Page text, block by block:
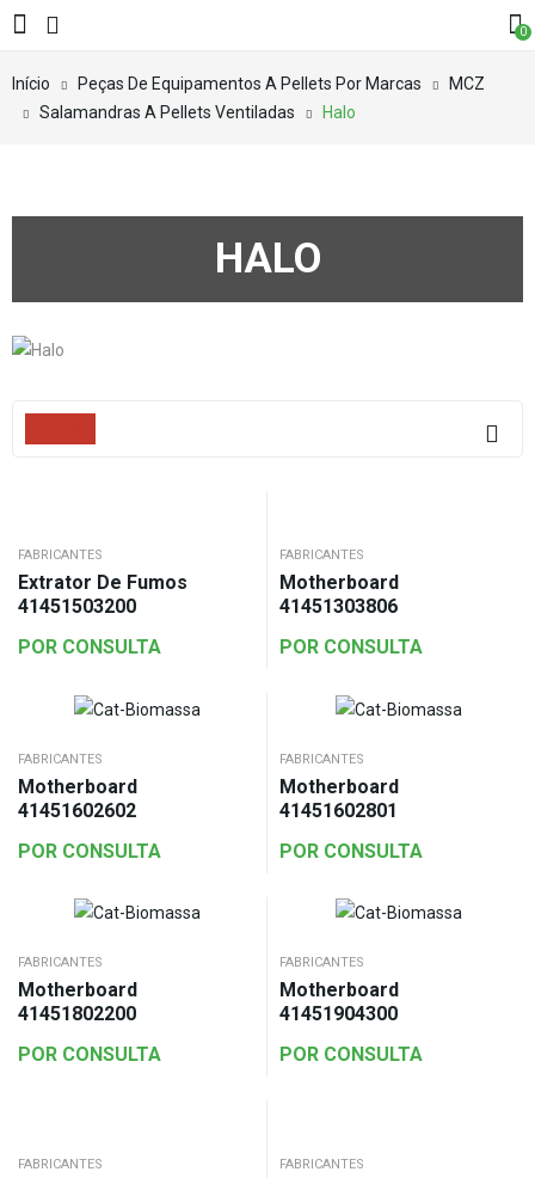
0
Início Peças De Equipamentos A Pellets Por Marcas
MCZ
Salamandras A Pellets Ventiladas
Halo
HALO
FABRICANTES
Extrator De Fumos
41451503200
POR CONSULTA
FABRICANTES
Motherboard
41451303806
POR CONSULTA
FABRICANTES
Motherboard
41451602602
POR CONSULTA
FABRICANTES
Motherboard
41451602801
POR CONSULTA
FABRICANTES
Motherboard
41451802200
POR CONSULTA
FABRICANTES
Motherboard
41451904300
POR CONSULTA
FABRICANTES FABRICANTES